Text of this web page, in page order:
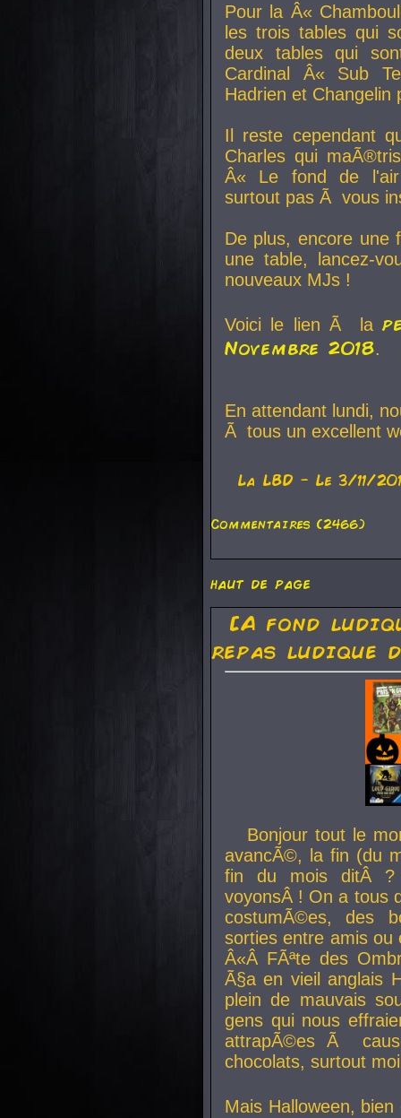
Pour la Â«
les trois tables qui
deux tables qui
Cardinal
Â« Sub
Hadrien et Changelin
Il reste cependant
Charles qui
Â« Le fond de
surtout pas Ã vous
De plus, encore une
une table, lancez-
nouveaux MJs !
Voici le lien Ã la
Novembre 2018.
En attendant lundi,
Ã tous un excellent
La LBD - Le 3/11/
Commentaires (2466)
haut de page
[A fond
repas ludique
Bonjour tout le
avancÃ©, la fin (du
fin du mois ditÂ ?
voyonsÂ ! On a tous
costumÃ©es, des
sorties entre amis
Â«Â FÃªte des
Ã§a en vieil anglais
plein de mauvais
gens qui nous
attrapÃ©es Ã
chocolats, surtout
Mais Halloween, bien